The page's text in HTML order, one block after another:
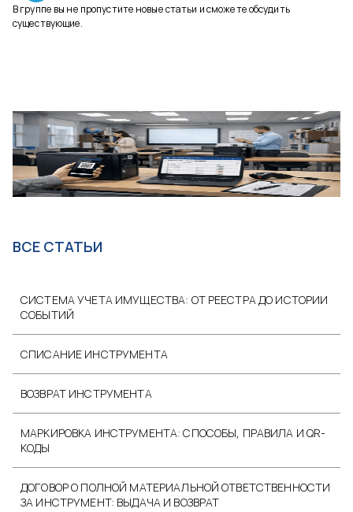
ВСЕ СТАТЬИ
СИСТЕМА УЧЕТА ИМУЩЕСТВА: ОТ РЕЕСТРА ДО ИСТОРИИ
СОБЫТИЙ
СПИСАНИЕ ИНСТРУМЕНТА
ВОЗВРАТ ИНСТРУМЕНТА
МАРКИРОВКА ИНСТРУМЕНТА: СПОСОБЫ, ПРАВИЛА И QR-
КОДЫ
ДОГОВОР О ПОЛНОЙ МАТЕРИАЛЬНОЙ ОТВЕТСТВЕННОСТИ
ЗА ИНСТРУМЕНТ: ВЫДАЧА И ВОЗВРАТ
В группе вы не пропустите новые статьи и сможете обсудить
существующие.